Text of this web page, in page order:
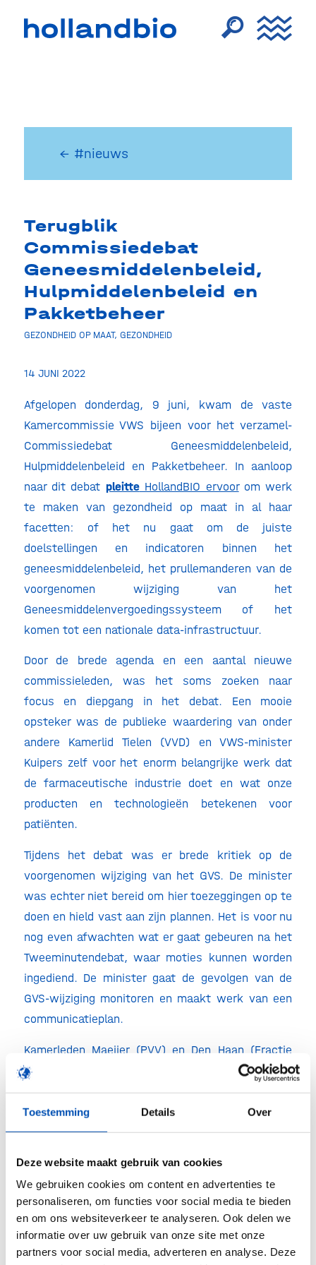
Toestemming Details Over
Deze website maakt gebruik van cookies
We gebruiken cookies om content en advertenties te
personaliseren, om functies voor social media te bieden
en om ons websiteverkeer te analyseren. Ook delen we
informatie over uw gebruik van onze site met onze
partners voor social media, adverteren en analyse. Deze
← #nieuws
Terugblik
Commissiedebat
Geneesmiddelenbeleid,
Hulpmiddelenbeleid en
Pakketbeheer
GEZONDHEID OP MAAT, GEZONDHEID
14 JUNI 2022
Afgelopen donderdag, 9 juni, kwam de vaste
Kamercommissie VWS bijeen voor het verzamel-
Commissiedebat Geneesmiddelenbeleid,
Hulpmiddelenbeleid en Pakketbeheer. In aanloop
naar dit debat pleitteHollandBIO ervoorom werk
te maken van gezondheid op maat in al haar
facetten: of het nu gaat om de juiste
doelstellingen en indicatoren binnen het
geneesmiddelenbeleid, het prullemanderen van de
voorgenomen wijziging van het
Geneesmiddelenvergoedingssysteem of het
komen tot een nationale data-infrastructuur.
Door de brede agenda en een aantal nieuwe
commissieleden, was het soms zoeken naar
focus en diepgang in het debat. Een mooie
opsteker was de publieke waardering van onder
andere Kamerlid Tielen (VVD) en VWS-minister
Kuipers zelf voor het enorm belangrijke werk dat
de farmaceutische industrie doet en wat onze
producten en technologieën betekenen voor
patiënten.
Tijdens het debat was er brede kritiek op de
voorgenomen wijziging van het GVS. De minister
was echter niet bereid om hier toezeggingen op te
doen en hield vast aan zijn plannen. Het is voor nu
nog even afwachten wat er gaat gebeuren na het
Tweeminutendebat, waar moties kunnen worden
ingediend. De minister gaat de gevolgen van de
GVS-wijziging monitoren en maakt werk van een
communicatieplan.
Kamerleden Maeijer (PVV) en Den Haan (Fractie
Den Haan) riepen daarnaast de minister op goed
te kijken naar manieren om de doorlooptijden van
lab naar patiënt voor geneesmiddelen te
versnellen, bijvoorbeeld door het invoeren van een
kritisch te laten kijken naar het proces. Hierop gaf
de minister aan dat er ook een
verantwoordelijkheid bij fabrikanten ligt om tijdig
complete dossiers aan te leveren. Wel gaat hij het
Zorginstituut attenderen op deze opmerking van